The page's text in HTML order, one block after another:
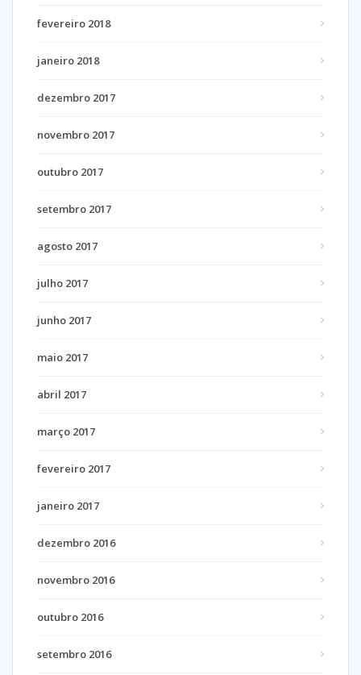
fevereiro 2018
janeiro 2018
dezembro 2017
novembro 2017
outubro 2017
setembro 2017
agosto 2017
julho 2017
junho 2017
maio 2017
abril 2017
março 2017
fevereiro 2017
janeiro 2017
dezembro 2016
novembro 2016
outubro 2016
setembro 2016